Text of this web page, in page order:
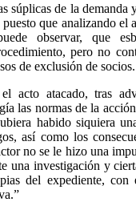
súplicas de la demanda
que analizando el
observar, que
pero no
de exclusión de socios.
acto atacado, tras
las normas de la
habido siquiera
así como los
no se le hizo una
una investigación y
del expediente, con